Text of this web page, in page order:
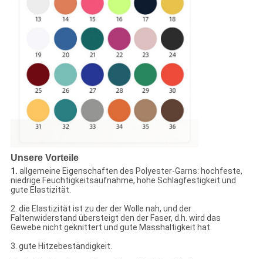
Unsere Vorteile
1. allgemeine Eigenschaften des Polyester-Garns: hochfeste,
niedrige Feuchtigkeitsaufnahme, hohe Schlagfestigkeit und
gute Elastizität.
2. die Elastizität ist zu der der Wolle nah, und der
Faltenwiderstand übersteigt den der Faser, d.h. wird das
Gewebe nicht geknittert und gute Masshaltigkeit hat.
3. gute Hitzebeständigkeit.